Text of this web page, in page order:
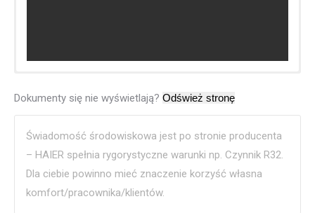
Dokumenty się nie wyświetlają?
Świadomość środowiskowa jest po stronie producenta
– HAIER spełnia rygorystyczne warunki np. Czynnik R32.
Dla ciebie powinno mieć znaczenie korzyść własna
komfort/pracownika/klientów.